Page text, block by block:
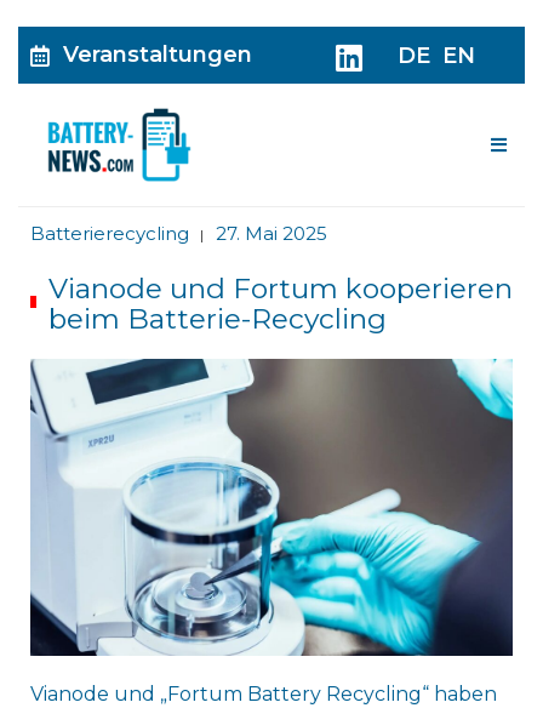
Veranstaltungen DE EN
Batterierecycling | 27. Mai 2025
Vianode und Fortum kooperieren
beim Batterie-Recycling
Vianode und „Fortum Battery Recycling“ haben